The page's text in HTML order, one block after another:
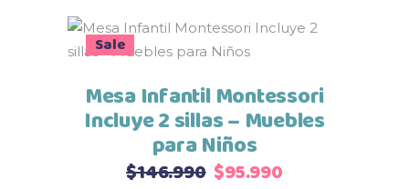
SaleSeleccionar opciones
Mesa Infantil Montessori
Incluye 2 sillas – Muebles
para Niños
$146.990 El
$95.990El